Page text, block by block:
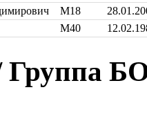
М18
М40
Группа